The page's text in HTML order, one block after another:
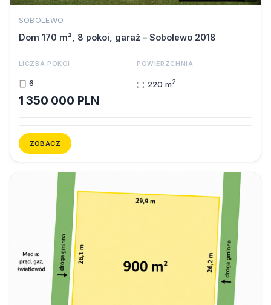
SOBOLEWO
Dom 170 m², 8 pokoi, garaż – Sobolewo 2018
LICZBA POKOI
6
POWIERZCHNIA
220 m2
1 350 000 PLN
ZOBACZ